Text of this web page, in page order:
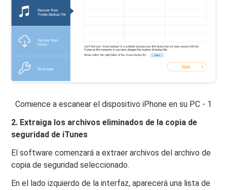
Comience a escanear el dispositivo iPhone en su PC - 1
2. Extraiga los archivos eliminados de la copia de
seguridad de iTunes
El software comenzará a extraer archivos del archivo de
copia de seguridad seleccionado.
En el lado izquierdo de la interfaz, aparecerá una lista de